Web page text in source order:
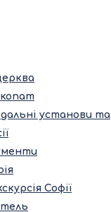
установи та
Софії